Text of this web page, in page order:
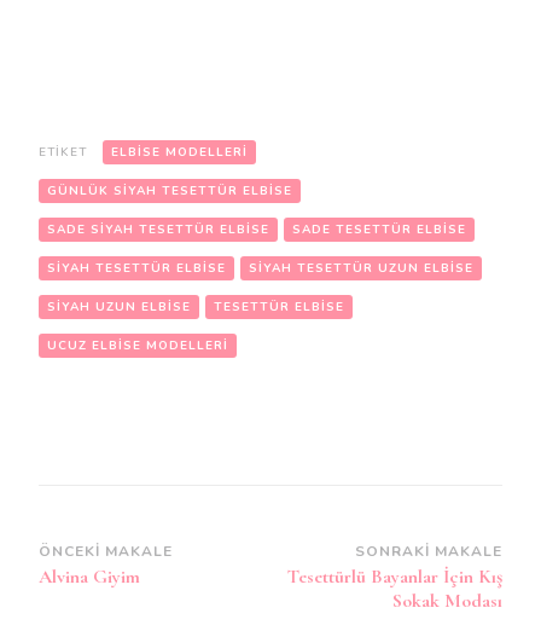
ETIKET ELBISE MODELLERI
GÜNLÜK SIYAH TESETTÜR ELBISE
SADE SIYAH TESETTÜR ELBISE SADE TESETTÜR ELBISE
SIYAH TESETTÜR ELBISE SIYAH TESETTÜR UZUN ELBISE
SIYAH UZUN ELBISE TESETTÜR ELBISE
UCUZ ELBISE MODELLERI
Yazı
dolaşımı
ÖNCEKI MAKALE
Alvina Giyim
SONRAKI MAKALE
Tesettürlü Bayanlar İçin Kış
Sokak Modası